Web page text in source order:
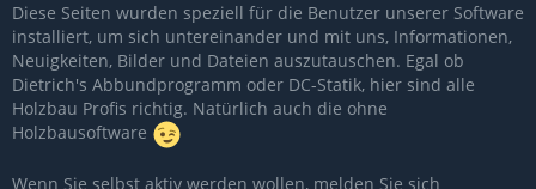
Diese Seiten wurden speziell für die Benutzer unserer Software
installiert, um sich untereinander und mit uns, Informationen,
Neuigkeiten, Bilder und Dateien auszutauschen. Egal ob
Dietrich's Abbundprogramm oder DC-Statik, hier sind alle
Holzbau Profis richtig. Natürlich auch die ohne
Holzbausoftware
Wenn Sie selbst aktiv werden wollen, melden Sie sich